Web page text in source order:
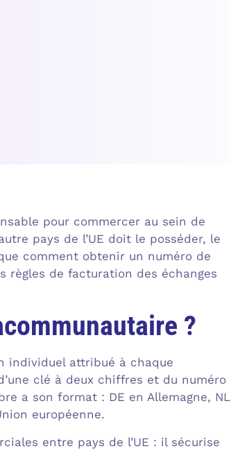
pour commercer au sein de
pays de l’UE doit le posséder, le
comment obtenir un numéro de
règles de facturation des échanges
?
individuel attribué à chaque
clé à deux chiffres et du numéro
a son format : DE en Allemagne, NL
européenne.
entre pays de l’UE : il sécurise